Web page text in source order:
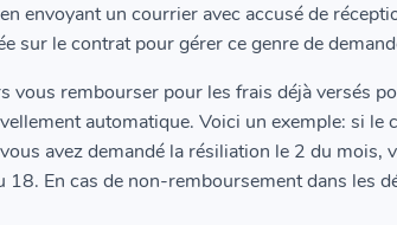
envoyant un courrier avec accusé de
sur le contrat pour gérer ce genre de
vous rembourser pour les frais déjà versés
automatique. Voici un exemple: si le
avez demandé la résiliation le 2 du mois,
En cas de non-remboursement dans les